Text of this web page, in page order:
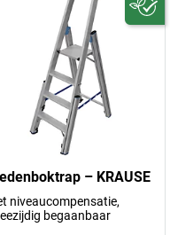
– KRAUSE
niveaucompensatie,
begaanbaar